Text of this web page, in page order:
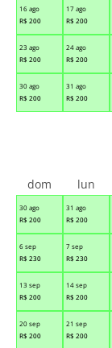
16 ago
R$ 200
17 ago
R$ 200
23 ago
R$ 200
24 ago
R$ 200
30 ago
R$ 200
31 ago
R$ 200
30 ago
R$ 200
31 ago
R$ 200
6 sep
R$ 230
7 sep
R$ 230
13 sep
R$ 200
14 sep
R$ 200
20 sep
R$ 200
21 sep
R$ 200
dom lun